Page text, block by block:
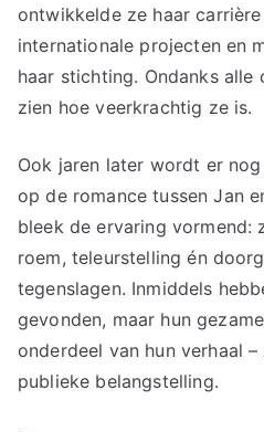
ontwikkelde ze haar
internationale projecten en
haar stichting. Ondanks
zien hoe veerkrachtig ze is.
Ook jaren later wordt er
op de romance tussen Jan
bleek de ervaring vormend:
roem, teleurstelling én
tegenslagen. Inmiddels
gevonden, maar hun
onderdeel van hun verhaal
publieke belangstelling.